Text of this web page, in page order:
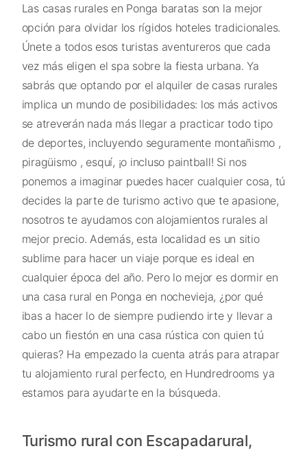
Las casas rurales en Ponga baratas son la mejor
opción para olvidar los rígidos hoteles tradicionales.
Únete a todos esos turistas aventureros que cada
vez más eligen el spa sobre la fiesta urbana. Ya
sabrás que optando por el alquiler de casas rurales
implica un mundo de posibilidades: los más activos
se atreverán nada más llegar a practicar todo tipo
de deportes, incluyendo seguramente montañismo ,
piragüismo , esquí, ¡o incluso paintball! Si nos
ponemos a imaginar puedes hacer cualquier cosa, tú
decides la parte de turismo activo que te apasione,
nosotros te ayudamos con alojamientos rurales al
mejor precio. Además, esta localidad es un sitio
sublime para hacer un viaje porque es ideal en
cualquier época del año. Pero lo mejor es dormir en
una casa rural en Ponga en nochevieja, ¿por qué
ibas a hacer lo de siempre pudiendo irte y llevar a
cabo un fiestón en una casa rústica con quien tú
quieras? Ha empezado la cuenta atrás para atrapar
tu alojamiento rural perfecto, en Hundredrooms ya
estamos para ayudarte en la búsqueda.
Turismo rural con Escapadarural,